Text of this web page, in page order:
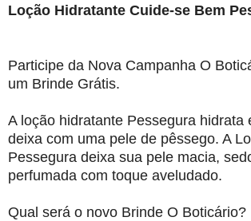
Loção Hidratante Cuide-se Bem
Participe da Nova Campanha O
um Brinde Grátis.
A loção hidratante Pessegura hidrata
deixa com uma pele de pêssego. A
Pessegura deixa sua pele macia,
perfumada com toque aveludado.
Qual será o novo Brinde O Boticário?